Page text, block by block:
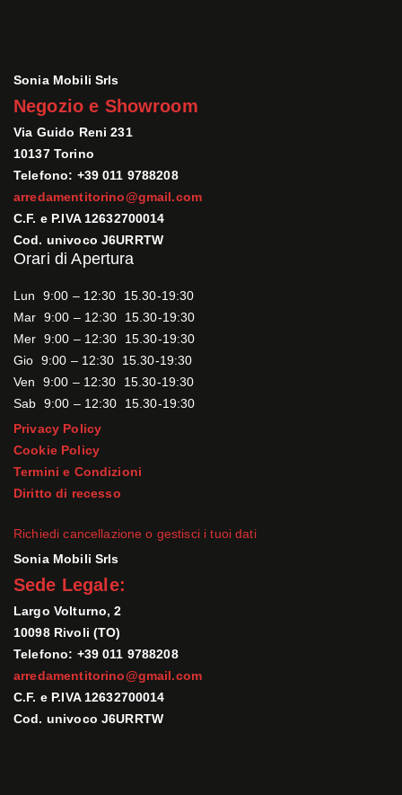
Sonia Mobili Srls
Negozio e Showroom
Via Guido Reni 231
10137 Torino
Telefono: +39 011 9788208
arredamentitorino@gmail.com
C.F. e P.IVA 12632700014
Cod. univoco J6URRTW
Orari di Apertura
Lun 9:00 – 12:30 15.30-19:30
Mar 9:00 – 12:30 15.30-19:30
Mer 9:00 – 12:30 15.30-19:30
Gio 9:00 – 12:30 15.30-19:30
Ven 9:00 – 12:30 15.30-19:30
Sab 9:00 – 12:30 15.30-19:30
Privacy Policy
Cookie Policy
Termini e Condizioni
Diritto di recesso
Richiedi cancellazione o gestisci i tuoi dati
Sonia Mobili Srls
Sede Legale:
Largo Volturno, 2
10098 Rivoli (TO)
Telefono: +39 011 9788208
arredamentitorino@gmail.com
C.F. e P.IVA 12632700014
Cod. univoco J6URRTW